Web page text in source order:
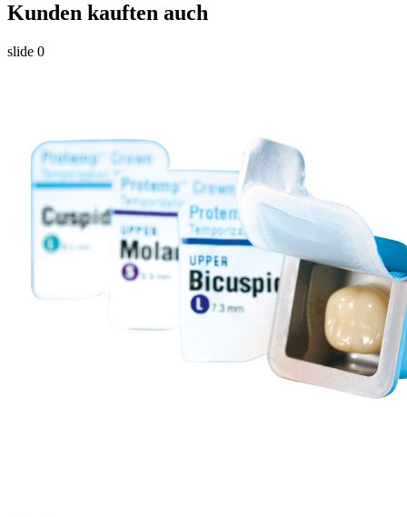
Kunden kauften auch
slide 0